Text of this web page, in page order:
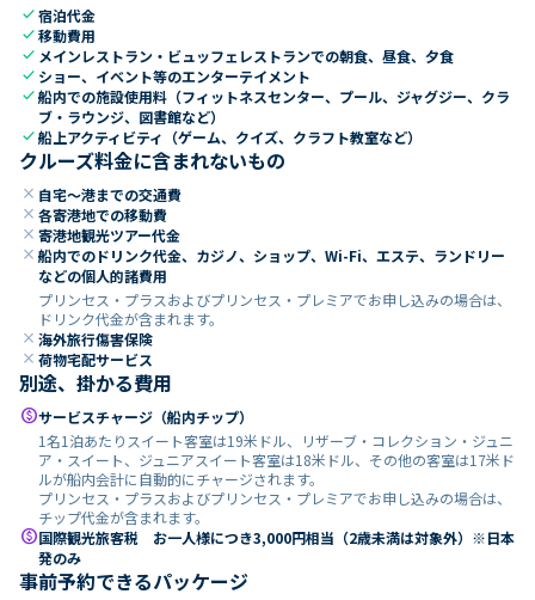
check宿泊代金
check移動費用
check メインレストラン・ビュッフェレストランでの朝食、昼食、夕食
check ショー、イベント等のエンターテイメント
check船内での施設使用料（フィットネスセンター、プール、ジャグジー、クラ
ブ・ラウンジ、図書館など）
check船上アクティビティ（ゲーム、クイズ、クラフト教室など）
クルーズ料金に含まれないもの
close 自宅～港までの交通費
close 各寄港地での移動費
close 寄港地観光ツアー代金
close 船内でのドリンク代金、カジノ、ショップ、Wi-Fi、エステ、ランドリー
などの個人的諸費用
プリンセス・プラスおよびプリンセス・プレミアでお申し込みの場合は、
ドリンク代金が含まれます。
close 海外旅行傷害保険
close 荷物宅配サービス
別途、掛かる費用
paidサービスチャージ（船内チップ）
1名1泊あたりスイート客室は19米ドル、リザーブ・コレクション・ジュニ
ア・スイート、ジュニアスイート客室は18米ドル、その他の客室は17米ド
ルが船内会計に自動的にチャージされます。
プリンセス・プラスおよびプリンセス・プレミアでお申し込みの場合は、
チップ代金が含まれます。
paid国際観光旅客税 お一人様につき3,000円相当（2歳未満は対象外）※日本
発のみ
事前予約できるパッケージ